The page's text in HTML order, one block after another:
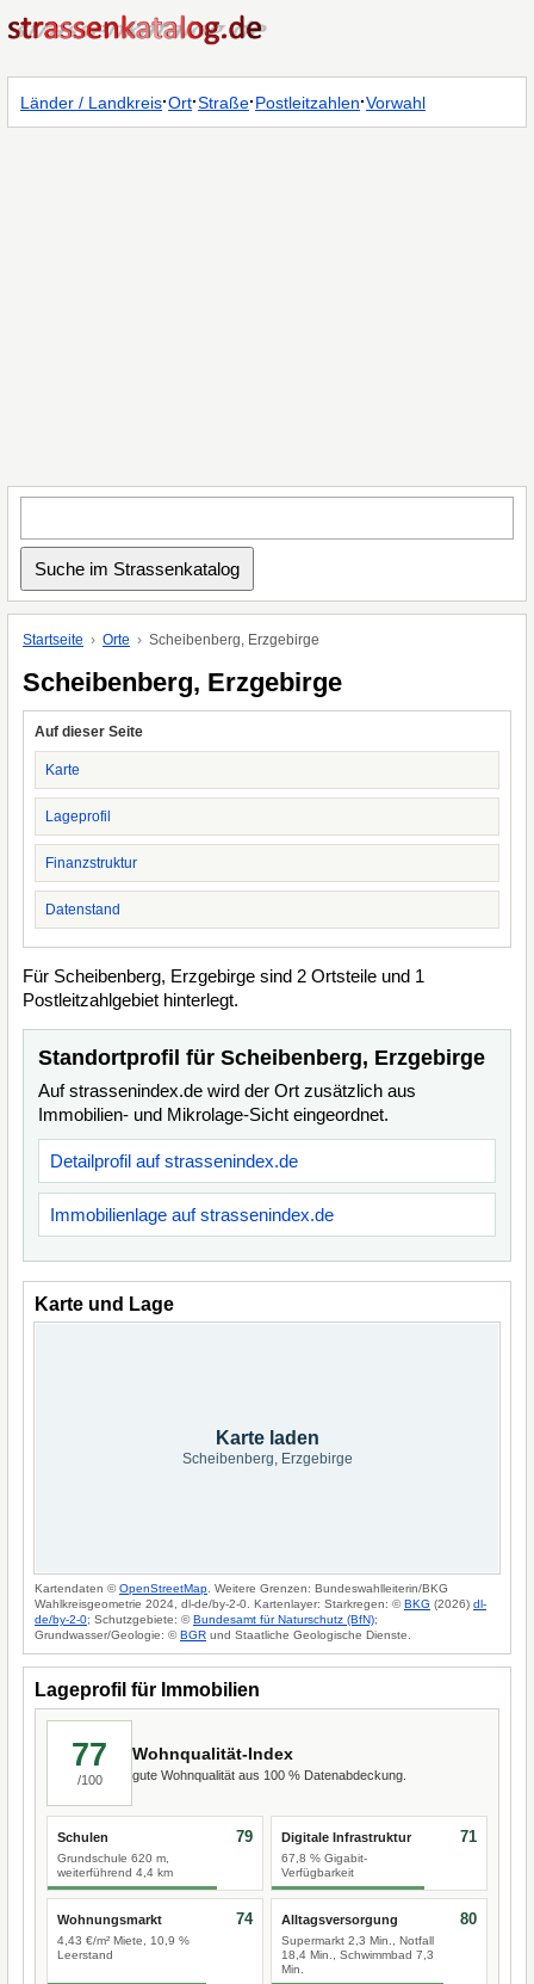
Länder / Landkreis·Ort·Straße·Postleitzahlen·Vorwahl
Startseite Orte Scheibenberg, Erzgebirge
Scheibenberg, Erzgebirge
Auf dieser Seite
Karte
Lageprofil
Finanzstruktur
Datenstand
Für Scheibenberg, Erzgebirge sind 2 Ortsteile und 1
Postleitzahlgebiet hinterlegt.
Standortprofil für Scheibenberg, Erzgebirge
Auf strassenindex.de wird der Ort zusätzlich aus
Immobilien- und Mikrolage-Sicht eingeordnet.
Detailprofil auf strassenindex.de
Immobilienlage auf strassenindex.de
Karte und Lage
Karte laden
Scheibenberg, Erzgebirge
Kartendaten ©OpenStreetMap . Weitere Grenzen: Bundeswahlleiterin/BKG
Wahlkreisgeometrie 2024, dl-de/by-2-0. Kartenlayer: Starkregen: ©BKG (2026) dl-
de/by-2-0; Schutzgebiete: ©Bundesamt für Naturschutz (BfN);
Grundwasser/Geologie: ©BGR und Staatliche Geologische Dienste.
Lageprofil für Immobilien
77
/100
Wohnqualität-Index
gute Wohnqualität aus 100 % Datenabdeckung.
Schulen
Grundschule 620 m,
weiterführend 4,4 km
79 Digitale Infrastruktur
67,8 % Gigabit-
Verfügbarkeit
71
Wohnungsmarkt
4,43 €/m² Miete, 10,9 %
Leerstand
74 Alltagsversorgung
Supermarkt 2,3 Min., Notfall
18,4 Min., Schwimmbad 7,3
Min.
80